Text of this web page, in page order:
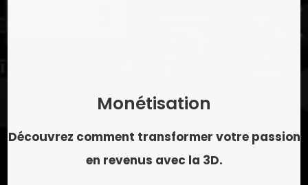
Monétisation
Découvrez comment transformer votre passion
en revenus avec la 3D.